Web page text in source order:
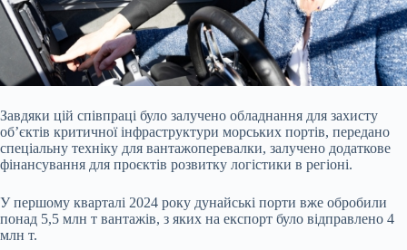
Завдяки цій співпраці було залучено обладнання для захисту
обʼєктів критичної інфраструктури морських портів, передано
спеціальну техніку для вантажоперевалки, залучено додаткове
фінансування для проєктів розвитку логістики в регіоні.
У першому кварталі 2024 року дунайські порти вже обробили
понад 5,5 млн т вантажів, з яких на експорт було відправлено 4
млн т.